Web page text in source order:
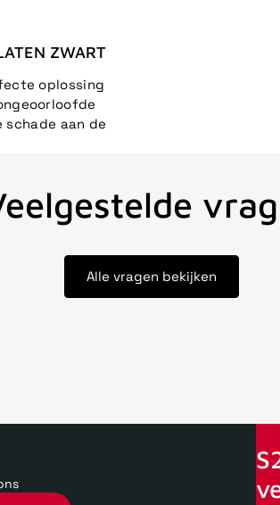
ZWART
oplossing
aan de
Alle vragen bekijken
besteld, zelfde dag verstuurd Echte